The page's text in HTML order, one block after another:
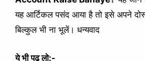
यह आर्टिकल पसंद आया है तो इसे अपने
बिल्कुल भी ना भूलें। धन्यवाद
ये भी पढ़ लो:-